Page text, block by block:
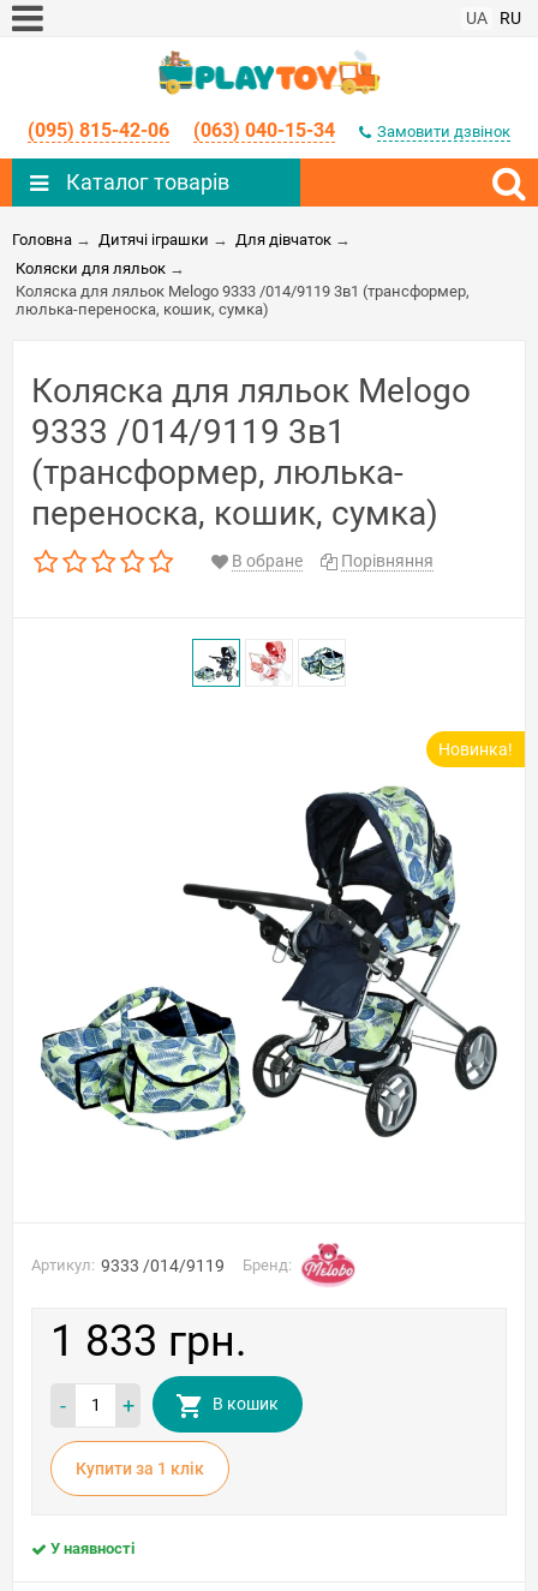
UA RU
(095) 815-42-06 (063) 040-15-34 Замовити дзвінок
Каталог товарів
Головна → Дитячі іграшки → Для дівчаток →
Коляски для ляльок →
Коляска для ляльок Melogo 9333 /014/9119 3в1 (трансформер,
люлька-переноска, кошик, сумка)
Коляска для ляльок Melogo
9333 /014/9119 3в1
(трансформер, люлька-
переноска, кошик, сумка)
В обране Порівняння
Новинка!
Артикул: 9333 /014/9119 Бренд:
1 833 грн.
- + В кошик
Купити за 1 клiк
У наявності